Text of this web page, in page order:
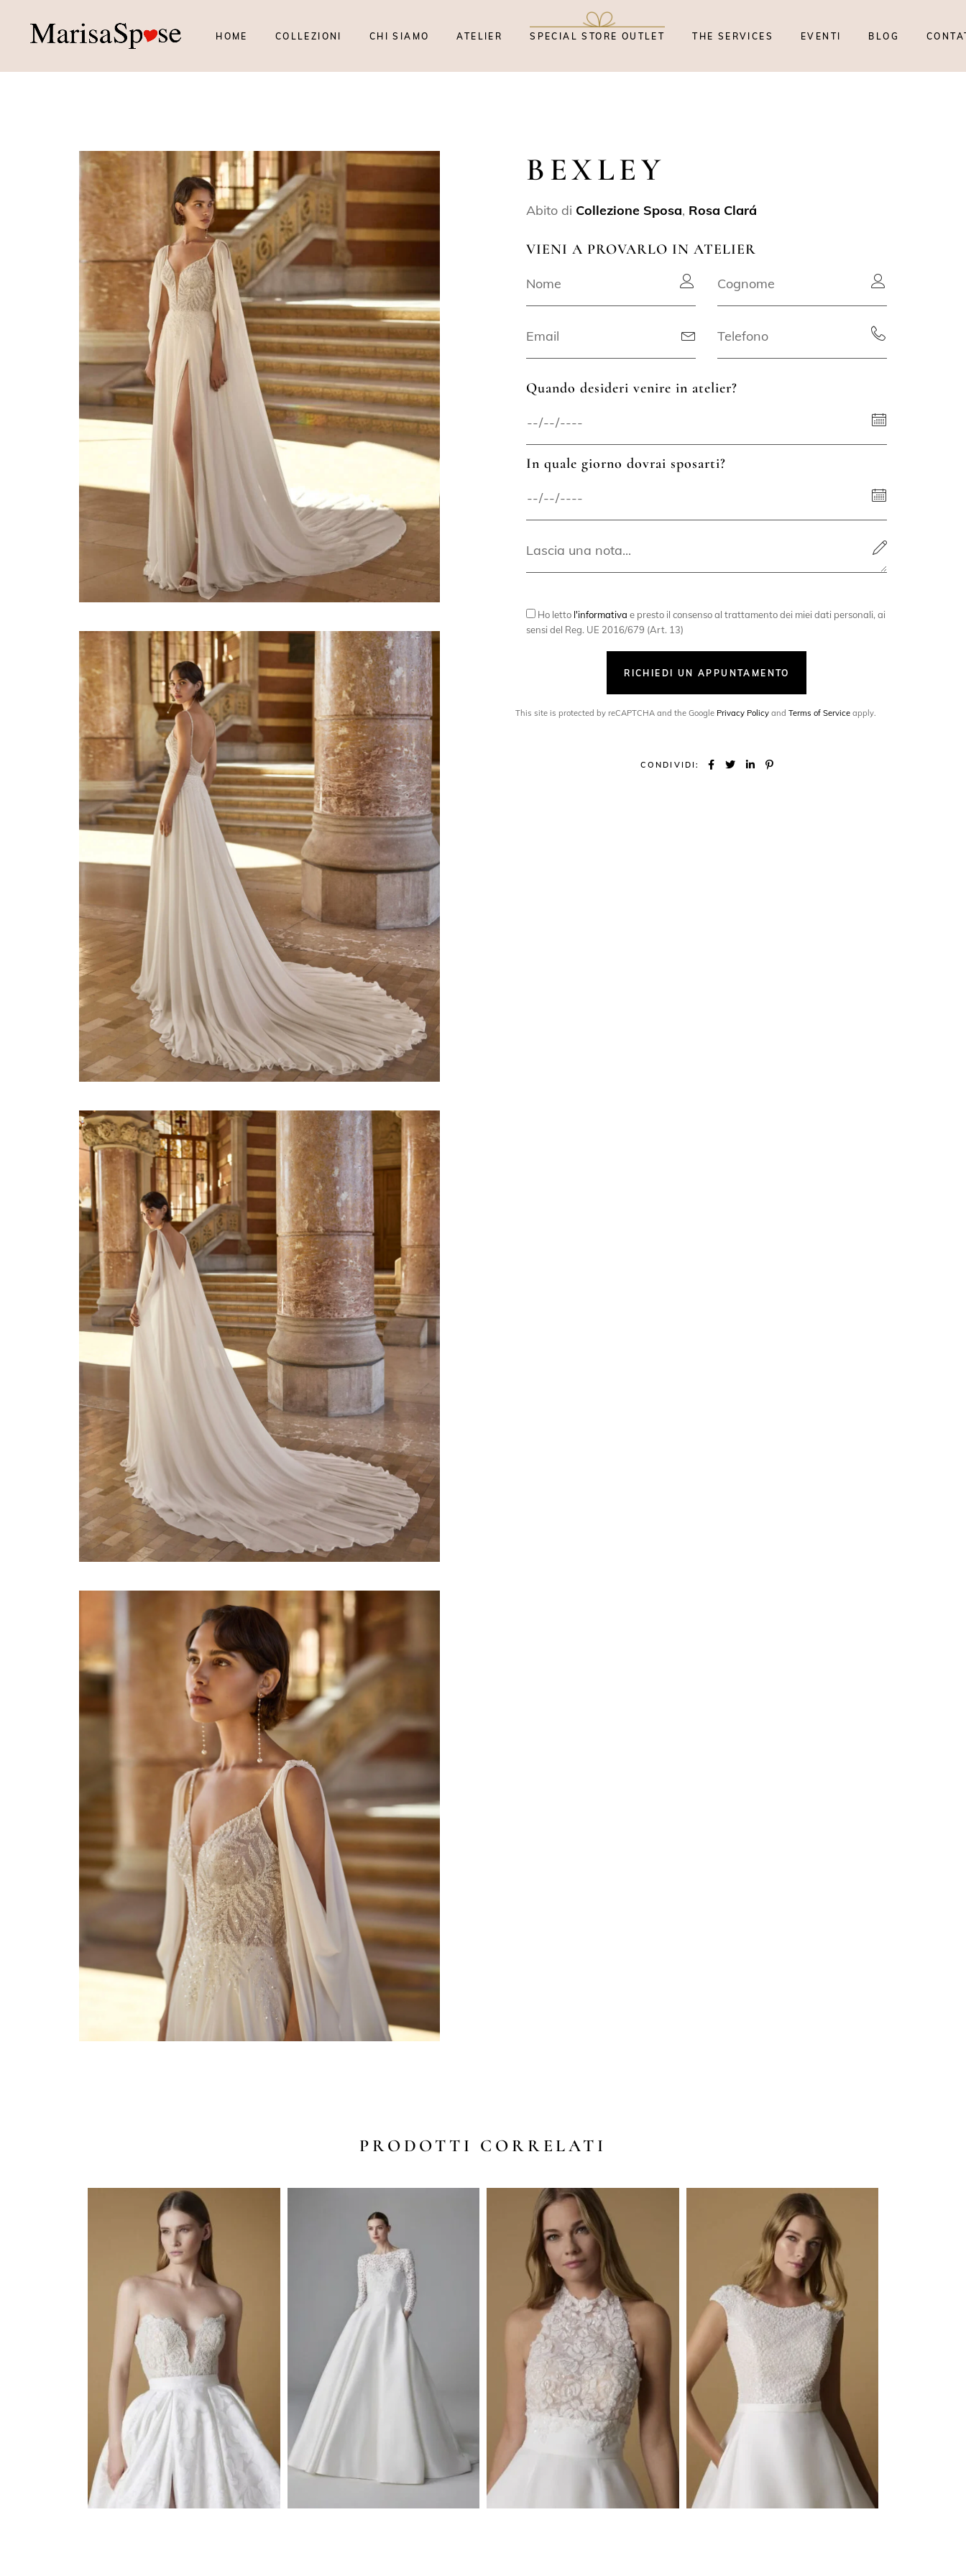
HOME COLLEZIONI CHI SIAMO ATELIER SPECIAL STORE OUTLET THE SERVICES EVENTI BLOG
BEXLEY
Abito di Collezione Sposa, Rosa Clará
VIENI A PROVARLO IN ATELIER
Quando desideri venire in atelier?
In quale giorno dovrai sposarti?
Ho letto l'informativa e presto il consenso al trattamento dei miei dati personali, ai
sensi del Reg. UE 2016/679 (Art. 13)
RICHIEDI UN APPUNTAMENTO
This site is protected by reCAPTCHA and the Google Privacy Policy and Terms of Service apply.
CONDIVIDI:
PRODOTTI CORRELATI